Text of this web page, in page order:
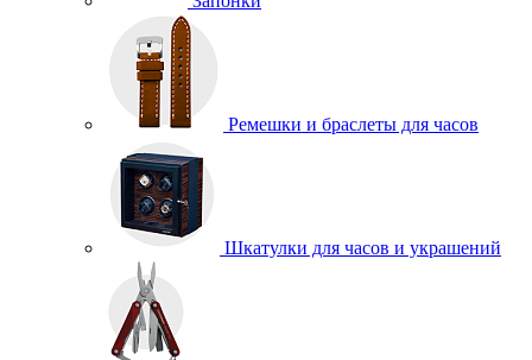
Ремешки и браслеты для часов
Шкатулки для часов и украшений